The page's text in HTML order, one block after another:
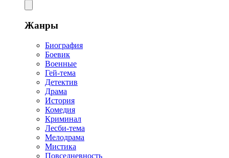
Жанры
Биография
Боевик
Военные
Гей-тема
Детектив
Драма
История
Комедия
Криминал
Лесби-тема
Мелодрама
Мистика
Повседневность